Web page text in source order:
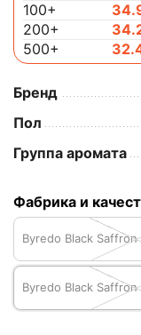
100+
200+
500+
Бренд
Пол
Группа аромата
Фабрика и
Byredo Black
Byredo Black